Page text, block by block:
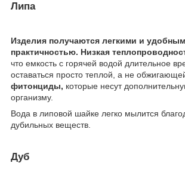
Липа
Изделия получаются легкими и
практичностью. Низкая
что емкость с горячей водой длительное
оставаться просто теплой, а не
фитонциды, которые несут
организму.
Вода в липовой шайке легко мылится
дубильных веществ.
Дуб